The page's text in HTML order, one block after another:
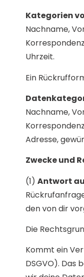
Kategorien
Nachname,
Uhrzeit.
Ein
Nachname,
Adresse,
Zwecke und
(1) Antwort
den von dir
Die
Kommt ein
DSGVO). Das